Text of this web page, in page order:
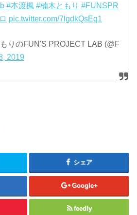
#本渡楓 #楠木ともり #FUNSPR
pic.twitter.com/7lgdkQsEq1
りのFUN'S PROJECT LAB (@F
2019
シェア
Google+
feedly